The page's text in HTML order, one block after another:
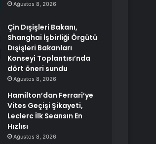
Ağustos 8, 2026
Çin Dışişleri Bakanı,
Shanghai İşbirliği Örgütü
Dışişleri Bakanları
Konseyi Toplantısı’nda
dört öneri sundu
Ağustos 8, 2026
Hamilton’dan Ferrari’ye
Vites Geçişi Şikayeti,
Leclerc İlk Seansın En
Hızlısı
Ağustos 8, 2026